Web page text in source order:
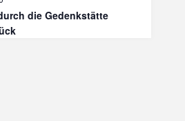
die Gedenkstätte